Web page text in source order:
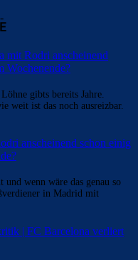
mit Rodri anscheinend
Wochenende?
gibts bereits Jahre.
weit ist das noch ausreizbar.
anscheinend schon einig
wenn wäre das genau so
in Madrid mit
| FC Barcelona verliert